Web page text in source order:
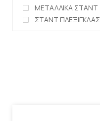
ΜΕΤΑΛΛΙΚΑ ΣΤΑΝΤ
ΣΤΑΝΤ ΠΛΕΞΙΓΚΛΑΣ